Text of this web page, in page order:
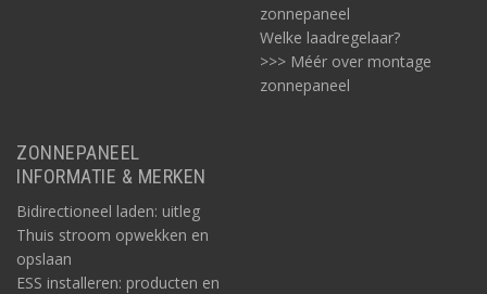
zonnepaneel
Welke laadregelaar?
>>> Méér over montage
zonnepaneel
ZONNEPANEEL
INFORMATIE & MERKEN
Bidirectioneel laden: uitleg
Thuis stroom opwekken en
opslaan
ESS installeren: producten en